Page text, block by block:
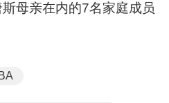
母亲在内的7名家庭成员